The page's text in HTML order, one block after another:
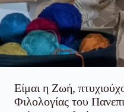
Είμαι η Ζωή,
Φιλολογίας του